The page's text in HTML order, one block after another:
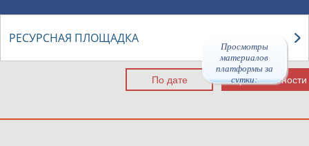
Просмотры
материалов
платформы за
сутки:
РЕСУРСНАЯ ПЛОЩАДКА